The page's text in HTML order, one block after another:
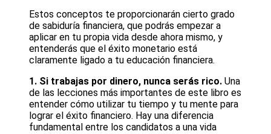
Estos conceptos te proporcionarán cierto grado
de sabiduría financiera, que podrás empezar a
aplicar en tu propia vida desde ahora mismo, y
entenderás que el éxito monetario está
claramente ligado a tu educación financiera.
1. Si trabajas por dinero, nunca serás rico. Una
de las lecciones más importantes de este libro es
entender cómo utilizar tu tiempo y tu mente para
lograr el éxito financiero. Hay una diferencia
fundamental entre los candidatos a una vida